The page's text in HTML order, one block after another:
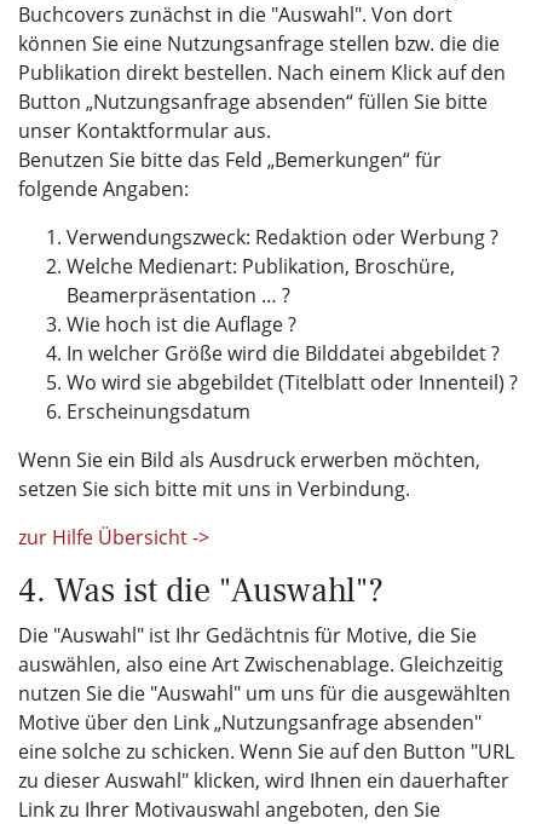
Buchcovers zunächst in die "Auswahl". Von dort
können Sie eine Nutzungsanfrage stellen bzw. die die
Publikation direkt bestellen. Nach einem Klick auf den
Button „Nutzungsanfrage absenden“ füllen Sie bitte
unser Kontaktformular aus.
Benutzen Sie bitte das Feld „Bemerkungen“ für
folgende Angaben:
Verwendungszweck: Redaktion oder Werbung ?
Welche Medienart: Publikation, Broschüre,
Beamerpräsentation … ?
Wie hoch ist die Auflage ?
In welcher Größe wird die Bilddatei abgebildet ?
Wo wird sie abgebildet (Titelblatt oder Innenteil) ?
Erscheinungsdatum
Wenn Sie ein Bild als Ausdruck erwerben möchten,
setzen Sie sich bitte mit uns in Verbindung.
zur Hilfe Übersicht ->
4. Was ist die "Auswahl"?
Die "Auswahl" ist Ihr Gedächtnis für Motive, die Sie
auswählen, also eine Art Zwischenablage. Gleichzeitig
nutzen Sie die "Auswahl" um uns für die ausgewählten
Motive über den Link „Nutzungsanfrage absenden"
eine solche zu schicken. Wenn Sie auf den Button "URL
zu dieser Auswahl" klicken, wird Ihnen ein dauerhafter
Link zu Ihrer Motivauswahl angeboten, den Sie